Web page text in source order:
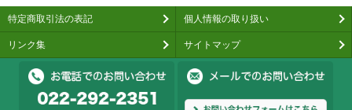
特定商取引法の表記 個人情報の取り扱い
リンク集 サイトマップ